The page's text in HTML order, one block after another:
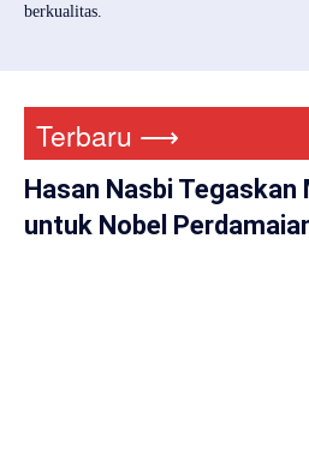
berkualitas.
Terbaru ⟶
Hasan Nasbi Tegaskan
untuk Nobel